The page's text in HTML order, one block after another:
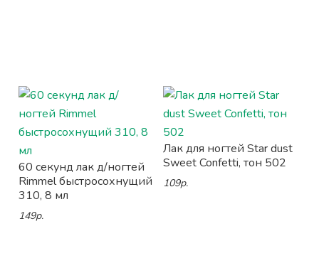
60 секунд лак д/ногтей
Rimmel быстросохнущий
310, 8 мл
149р.
Лак для ногтей Star dust
Sweet Confetti, тон 502
109р.